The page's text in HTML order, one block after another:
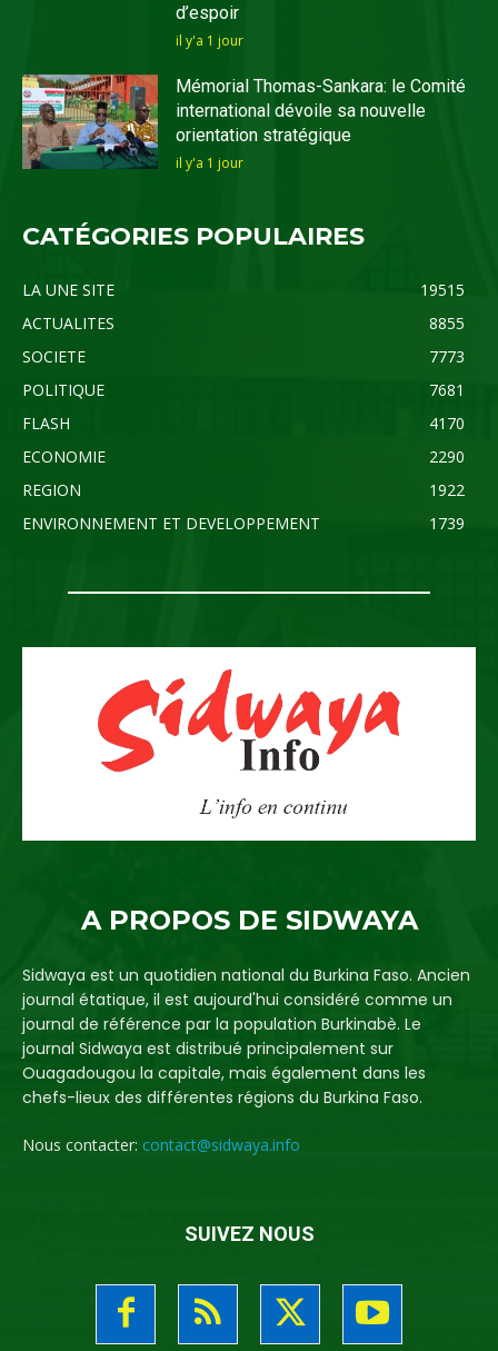
d’espoir
il y'a 1 jour
Mémorial Thomas-Sankara: le Comité
international dévoile sa nouvelle
orientation stratégique
il y'a 1 jour
CATÉGORIES POPULAIRES
LA UNE SITE
19515
ACTUALITES
8855
SOCIETE
7773
POLITIQUE
7681
FLASH
4170
ECONOMIE
2290
REGION
1922
ENVIRONNEMENT ET DEVELOPPEMENT
1739
A PROPOS DE SIDWAYA
Sidwaya est un quotidien national du Burkina Faso. Ancien
journal étatique, il est aujourd'hui considéré comme un
journal de référence par la population Burkinabè. Le
journal Sidwaya est distribué principalement sur
Ouagadougou la capitale, mais également dans les
chefs-lieux des différentes régions du Burkina Faso.
Nous contacter: contact@sidwaya.info
SUIVEZ NOUS